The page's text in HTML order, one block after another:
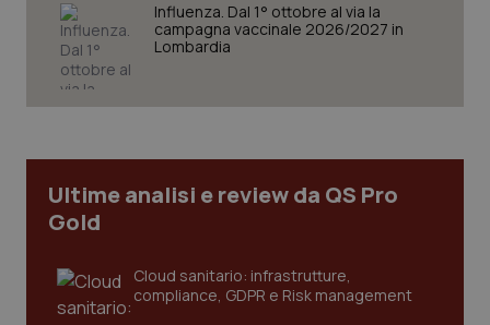
Influenza. Dal 1° ottobre al via la
campagna vaccinale 2026/2027 in
Lombardia
Ultime analisi e review da QS Pro
Gold
Cloud sanitario: infrastrutture,
compliance, GDPR e Risk management
VISITOR_PRIVACY_METADATA
YouTube